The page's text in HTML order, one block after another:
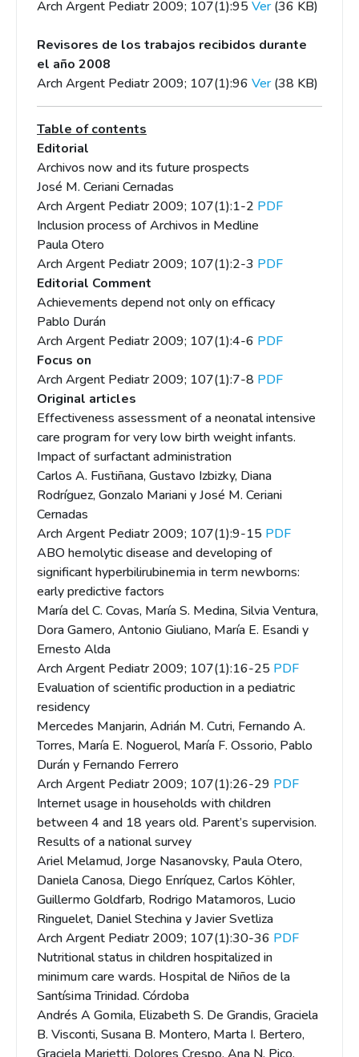
Arch Argent Pediatr 2009; 107(1):95Ver(36 KB)
Revisores de los trabajos recibidos durante
el año 2008
Arch Argent Pediatr 2009; 107(1):96 Ver(38 KB)
Table of contents
Editorial
Archivos now and its future prospects
José M. Ceriani Cernadas
Arch Argent Pediatr 2009; 107(1):1-2 PDF
Inclusion process of Archivos in Medline
Paula Otero
Arch Argent Pediatr 2009; 107(1):2-3 PDF
Editorial Comment
Achievements depend not only on efficacy
Pablo Durán
Arch Argent Pediatr 2009; 107(1):4-6 PDF
Focus on
Arch Argent Pediatr 2009; 107(1):7-8 PDF
Original articles
Effectiveness assessment of a neonatal intensive
care program for very low birth weight infants.
Impact of surfactant administration
Carlos A. Fustiñana, Gustavo Izbizky, Diana
Rodríguez, Gonzalo Mariani y José M. Ceriani
Cernadas
Arch Argent Pediatr 2009; 107(1):9-15 PDF
ABO hemolytic disease and developing of
significant hyperbilirubinemia in term newborns:
early predictive factors
María del C. Covas, María S. Medina, Silvia Ventura,
Dora Gamero, Antonio Giuliano, María E. Esandi y
Ernesto Alda
Arch Argent Pediatr 2009; 107(1):16-25 PDF
Evaluation of scientific production in a pediatric
residency
Mercedes Manjarin, Adrián M. Cutri, Fernando A.
Torres, María E. Noguerol, María F. Ossorio, Pablo
Durán y Fernando Ferrero
Arch Argent Pediatr 2009; 107(1):26-29 PDF
Internet usage in households with children
between 4 and 18 years old. Parent’s supervision.
Results of a national survey
Ariel Melamud, Jorge Nasanovsky, Paula Otero,
Daniela Canosa, Diego Enríquez, Carlos Köhler,
Guillermo Goldfarb, Rodrigo Matamoros, Lucio
Ringuelet, Daniel Stechina y Javier Svetliza
Arch Argent Pediatr 2009; 107(1):30-36 PDF
Nutritional status in children hospitalized in
minimum care wards. Hospital de Niños de la
Santísima Trinidad. Córdoba
Andrés A Gomila, Elizabeth S. De Grandis, Graciela
B. Visconti, Susana B. Montero, Marta I. Bertero,